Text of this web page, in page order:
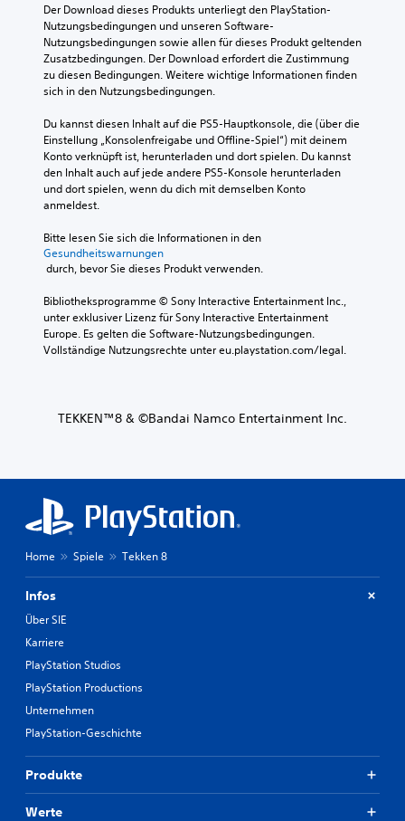
Der Download dieses Produkts unterliegt den PlayStation-
Nutzungsbedingungen und unseren Software-
Nutzungsbedingungen sowie allen für dieses Produkt geltenden
Zusatzbedingungen. Der Download erfordert die Zustimmung
zu diesen Bedingungen. Weitere wichtige Informationen finden
sich in den Nutzungsbedingungen.
Du kannst diesen Inhalt auf die PS5-Hauptkonsole, die (über die
Einstellung „Konsolenfreigabe und Offline-Spiel“) mit deinem
Konto verknüpft ist, herunterladen und dort spielen. Du kannst
den Inhalt auch auf jede andere PS5-Konsole herunterladen
und dort spielen, wenn du dich mit demselben Konto
anmeldest.
Bitte lesen Sie sich die Informationen in den
Gesundheitswarnungen
durch, bevor Sie dieses Produkt verwenden.
Bibliotheksprogramme © Sony Interactive Entertainment Inc.,
unter exklusiver Lizenz für Sony Interactive Entertainment
Europe. Es gelten die Software-Nutzungsbedingungen.
Vollständige Nutzungsrechte unter eu.playstation.com/legal.
TEKKEN™8 & ©Bandai Namco Entertainment Inc.
Home Spiele Tekken 8
Infos
Über SIE
Karriere
PlayStation Studios
PlayStation Productions
Unternehmen
PlayStation-Geschichte
Produkte
Werte